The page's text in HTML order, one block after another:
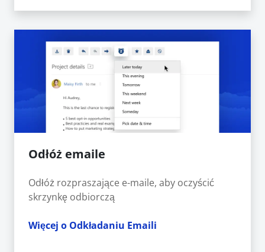
Odłóż emaile
Odłóż rozpraszające e-maile, aby oczyścić
skrzynkę odbiorczą
Więcej o Odkładaniu Emaili